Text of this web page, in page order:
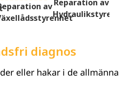
av Reparation av
diagnos
eller hakar i de allmänna